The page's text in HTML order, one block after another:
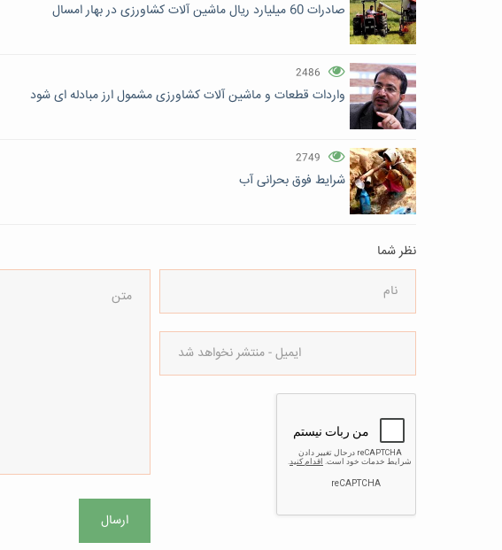
صادرات 60 میلیارد ریال ماشین آلات کشاورزی در بهار امسال
2486
واردات قطعات و ماشین آلات کشاورزی مشمول ارز مبادله ای شود
2749
شرایط فوق بحرانی آب
نظر شما
ارسال